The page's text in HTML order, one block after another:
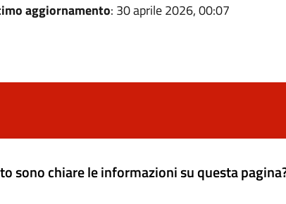
aggiornamento: 30 aprile 2026, 00:07
sono chiare le informazioni su questa